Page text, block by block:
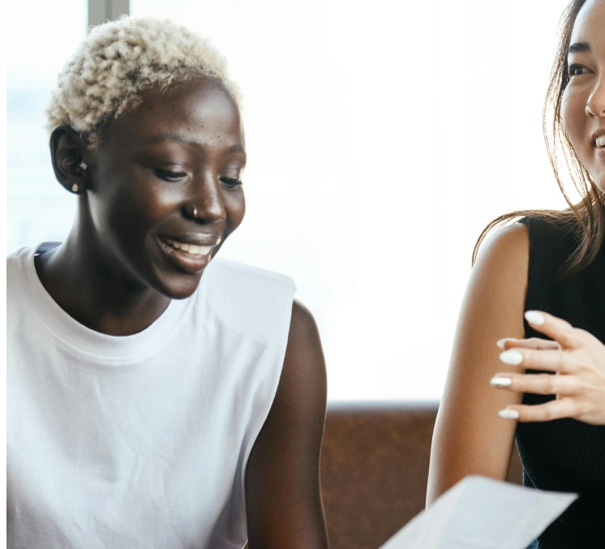
Proposez une liste de vos disponibilités, votre client choisit celle qui lui convient.
Page de réservation
Configurez votre page de réservation une fois, partagez votre lien et laissez les clients prendre
Fonctionnalités
Intégrations
Planifiez plus intelligemment en connectant les outils que vous utilisez chaque jour.
Percevoir des paiements
Collectez automatiquement les paiements au moment où votre temps est réservé.
Sécurité
Protégez vos données avec une sécurité de niveau entreprise.
Éducation
Centre d’aide
Contacter l’équipe commerciale